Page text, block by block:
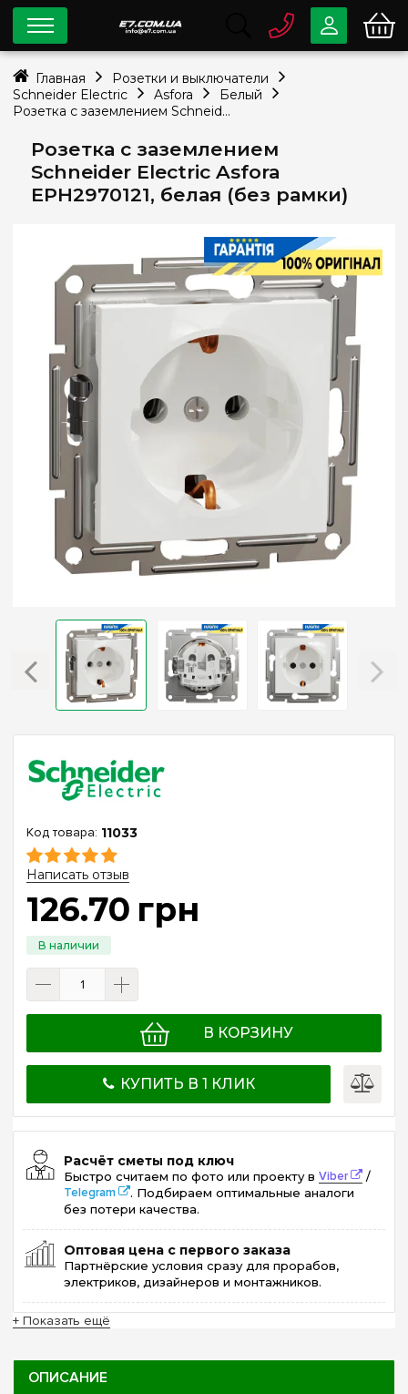
Розетка с заземлением
Schneider Electric Asfora
EPH2970121, белая (без рамки)
11033
Написать отзыв
126.70 грн
В КОРЗИНУ
КУПИТЬ В 1 КЛИК
Расчёт сметы под ключ
Быстро считаем по фото или проекту в Viber
/
Telegram
. Подбираем оптимальные аналоги
без потери качества.
Оптовая цена с первого заказа
Партнёрские условия сразу для прорабов,
электриков, дизайнеров и монтажников.
+ Показать ещё
ОПИСАНИЕ
0 80033-63-07
Бесплатно
info@e7.com.ua
Viber Telegram
Главная
Розетки и выключатели
Schneider Electric
Asfora
Белый
Розетка с заземлением Schneider Electric Asfora EPH2970121, белая (без рамки)